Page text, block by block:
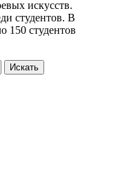
искусств.
студентов. В
150 студентов